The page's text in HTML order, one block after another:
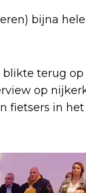
bijna
blikte terug
op
fietsers in